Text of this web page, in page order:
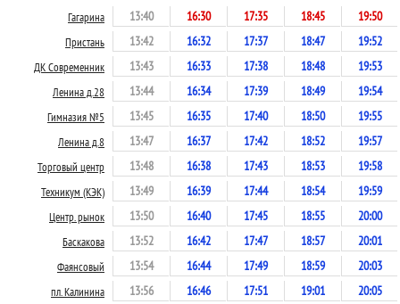
Гагарина 13:40 16:30 17:35 18:45 19:50
Пристань 13:42 16:32 17:37 18:47 19:52
ДК Современник 13:43 16:33 17:38 18:48 19:53
Ленина д.28 13:44 16:34 17:39 18:49 19:54
Гимназия №5 13:45 16:35 17:40 18:50 19:55
Ленина д.8 13:47 16:37 17:42 18:52 19:57
Торговый центр 13:48 16:38 17:43 18:53 19:58
Техникум (КЭК) 13:49 16:39 17:44 18:54 19:59
Центр. рынок 13:50 16:40 17:45 18:55 20:00
Баскакова 13:52 16:42 17:47 18:57 20:01
Фаянсовый 13:54 16:44 17:49 18:59 20:03
пл. Калинина 13:56 16:46 17:51 19:01 20:05